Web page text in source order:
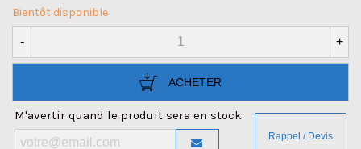
Bientôt disponible
- +
ACHETER
M'avertir quand le produit sera en stock